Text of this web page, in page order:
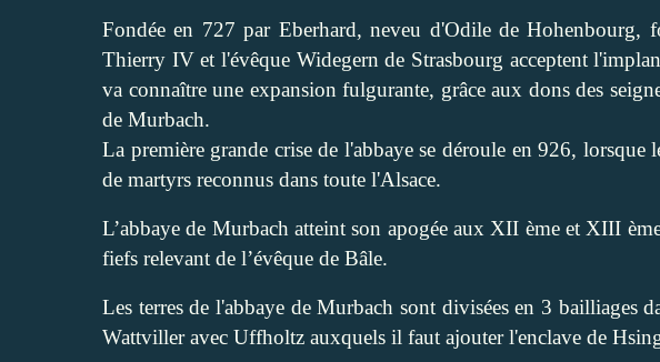
Fondée en 727 par Eberhard, neveu d'Odile de Hohenbourg,
Thierry IV et l'évêque Widegern de Strasbourg acceptent
va connaître une expansion fulgurante, grâce aux dons des
de Murbach.
La première grande crise de l'abbaye se déroule en 926, lorsque
de martyrs reconnus dans toute l'Alsace.
L’abbaye de Murbach atteint son apogée aux XII ème et XIII
fiefs relevant de l’évêque de Bâle.
Les terres de l'abbaye de Murbach sont divisées en 3 bailliages
Wattvilleravec Uffholtz auxquels il faut ajouter l'enclave de